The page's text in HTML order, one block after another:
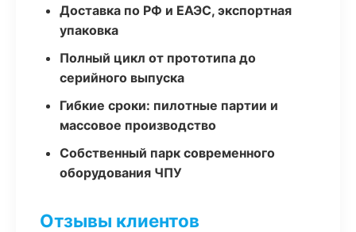
Доставка по РФ и ЕАЭС, экспортная
упаковка
Полный цикл от прототипа до
серийного выпуска
Гибкие сроки: пилотные партии и
массовое производство
Собственный парк современного
оборудования ЧПУ
Отзывы клиентов